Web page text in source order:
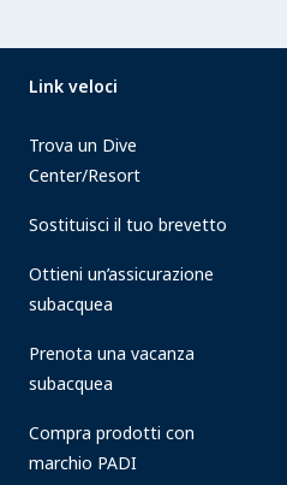
Link veloci
Trova un Dive
Center/Resort
Sostituisci il tuo brevetto
Ottieni un’assicurazione
subacquea
Prenota una vacanza
subacquea
Compra prodotti con
marchio PADI